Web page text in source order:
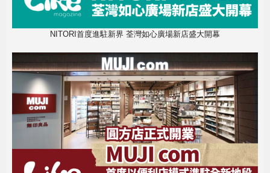
NITORI首度進駐新界 荃灣如心廣場新店盛大開幕